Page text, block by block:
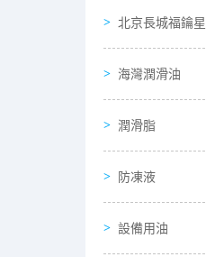
北京長城福鑰星
海灣潤滑油
潤滑脂
防凍液
設備用油